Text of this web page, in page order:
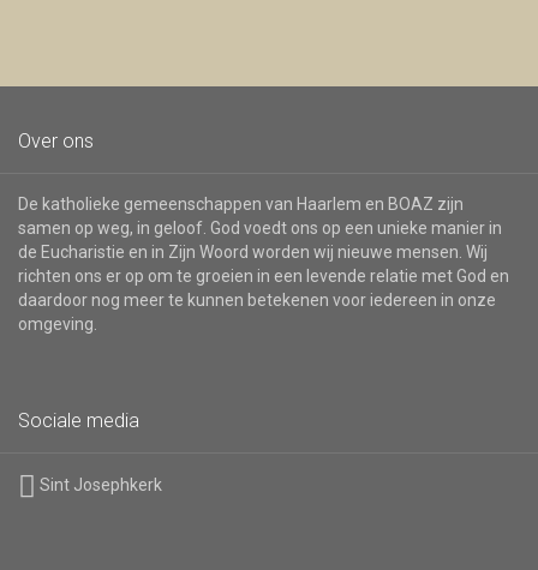
Over ons
De katholieke gemeenschappen van Haarlem en BOAZ zijn
samen op weg, in geloof. God voedt ons op een unieke manier in
de Eucharistie en in Zijn Woord worden wij nieuwe mensen. Wij
richten ons er op om te groeien in een levende relatie met God en
daardoor nog meer te kunnen betekenen voor iedereen in onze
omgeving.
Sociale media
Sint Josephkerk